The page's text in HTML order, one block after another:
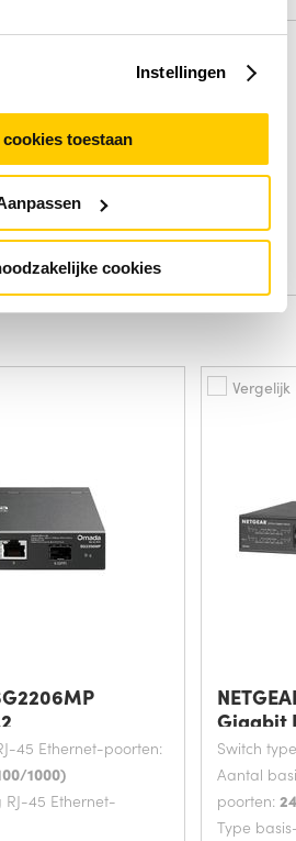
Instellingen
toestaan
cookies
door het schrijven van een
45 Ethernet-poorten:
1000)
45 Ethernet-
Vergelijk
Gigabit
Switch
Aantal
poorten:
Type